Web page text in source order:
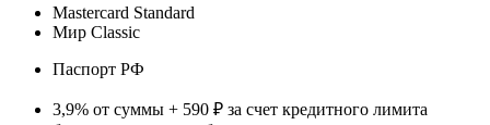
Mastercard Standard
Мир Classic
Паспорт РФ
3,9% от суммы + 590 ₽ за счет кредитного лимита